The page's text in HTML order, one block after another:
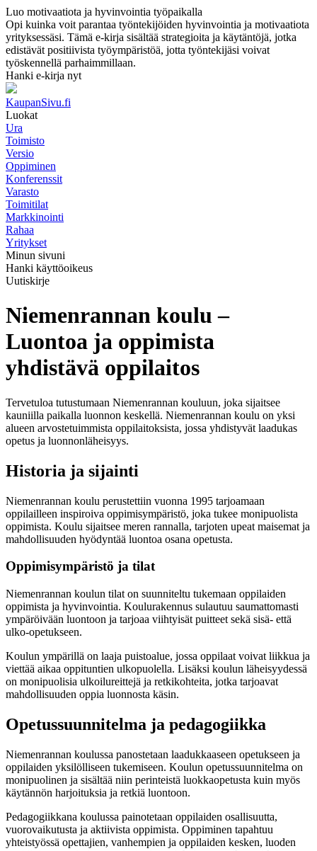
Luo motivaatiota ja hyvinvointia työpaikalla
Opi kuinka voit parantaa työntekijöiden hyvinvointia ja motivaatiota
yrityksessäsi. Tämä e-kirja sisältää strategioita ja käytäntöjä, jotka
edistävät positiivista työympäristöä, jotta työntekijäsi voivat
työskennellä parhaimmillaan.
Hanki e-kirja nyt
KaupanSivu.fi
Luokat
Ura
Toimisto
Versio
Oppiminen
Konferenssit
Varasto
Toimitilat
Markkinointi
Rahaa
Yritykset
Minun sivuni
Hanki käyttöoikeus
Uutiskirje
Niemenrannan koulu –
Luontoa ja oppimista
yhdistävä oppilaitos
Tervetuloa tutustumaan Niemenrannan kouluun, joka sijaitsee
kauniilla paikalla luonnon keskellä. Niemenrannan koulu on yksi
alueen arvostetuimmista oppilaitoksista, jossa yhdistyvät laadukas
opetus ja luonnonläheisyys.
Historia ja sijainti
Niemenrannan koulu perustettiin vuonna 1995 tarjoamaan
oppilailleen inspiroiva oppimisympäristö, joka tukee monipuolista
oppimista. Koulu sijaitsee meren rannalla, tarjoten upeat maisemat ja
mahdollisuuden hyödyntää luontoa osana opetusta.
Oppimisympäristö ja tilat
Niemenrannan koulun tilat on suunniteltu tukemaan oppilaiden
oppimista ja hyvinvointia. Koulurakennus sulautuu saumattomasti
ympäröivään luontoon ja tarjoaa viihtyisät puitteet sekä sisä- että
ulko-opetukseen.
Koulun ympärillä on laaja puistoalue, jossa oppilaat voivat liikkua ja
viettää aikaa oppituntien ulkopuolella. Lisäksi koulun läheisyydessä
on monipuolisia ulkoilureittejä ja retkikohteita, jotka tarjoavat
mahdollisuuden oppia luonnosta käsin.
Opetussuunnitelma ja pedagogiikka
Niemenrannan koulussa panostetaan laadukkaaseen opetukseen ja
oppilaiden yksilölliseen tukemiseen. Koulun opetussuunnitelma on
monipuolinen ja sisältää niin perinteistä luokkaopetusta kuin myös
käytännön harjoituksia ja retkiä luontoon.
Pedagogiikkana koulussa painotetaan oppilaiden osallisuutta,
vuorovaikutusta ja aktiivista oppimista. Oppiminen tapahtuu
yhteistyössä opettajien, vanhempien ja oppilaiden kesken, luoden